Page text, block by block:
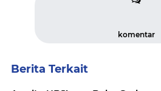
komentar
Berita Terkait